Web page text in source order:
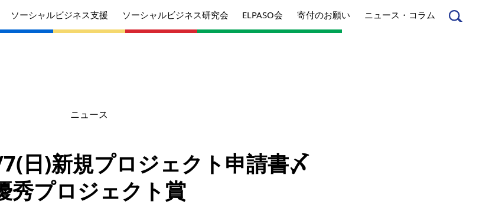
丸和育志会の目指す未来
沿革 組織
事業内容
定款 個人情報保護方針
ソーシャルビジネス支援 ソーシャルビジネス研究会 ELPASO会 寄付のお願い ニュース・コラム
ニュース
7(日)新規プロジェクト申請書〆
秀プロジェクト賞